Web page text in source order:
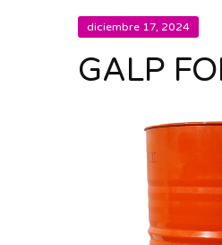
diciembre 17, 2024
GALP